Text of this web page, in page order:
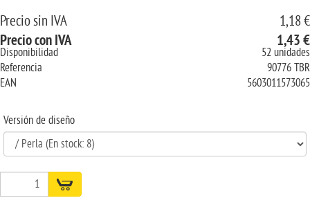
Precio sin IVA 1,18 €
Precio con IVA 1,43 €
Disponibilidad
52 unidades
Referencia
90776 TBR
EAN
5603011573065
Versión de diseño